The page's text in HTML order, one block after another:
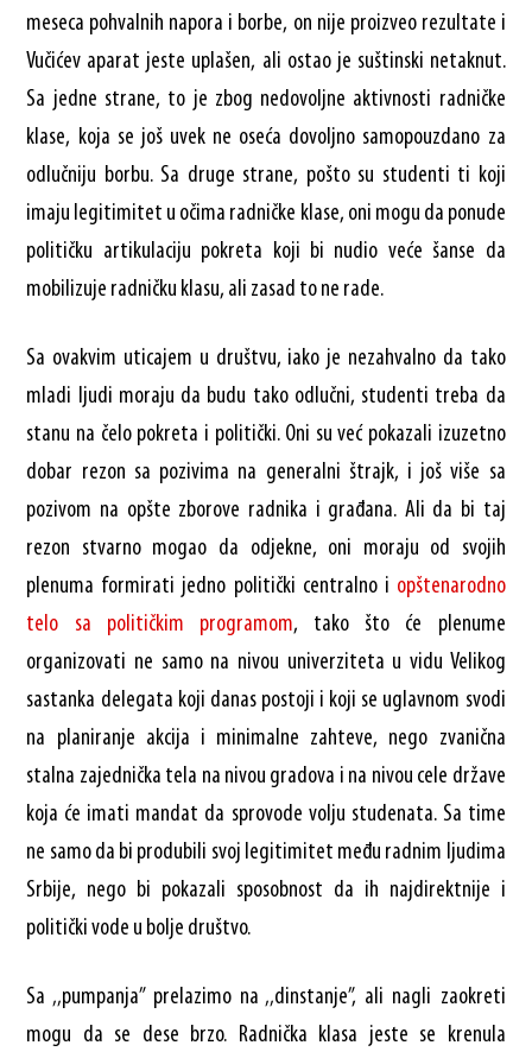
meseca pohvalnih napora i borbe, on nije proizveo rezultate i
Vučićev aparat jeste uplašen, ali ostao je suštinski netaknut.
Sa jedne strane, to je zbog nedovoljne aktivnosti radničke
klase, koja se još uvek ne oseća dovoljno samopouzdano za
odlučniju borbu. Sa druge strane, pošto su studenti ti koji
imaju legitimitet u očima radničke klase, oni mogu da ponude
političku artikulaciju pokreta koji bi nudio veće šanse da
mobilizuje radničku klasu, ali zasad to ne rade.
Sa ovakvim uticajem u društvu, iako je nezahvalno da tako
mladi ljudi moraju da budu tako odlučni, studenti treba da
stanu na čelo pokreta i politički. Oni su već pokazali izuzetno
dobar rezon sa pozivima na generalni štrajk, i još više sa
pozivom na opšte zborove radnika i građana. Ali da bi taj
rezon stvarno mogao da odjekne, oni moraju od svojih
plenuma formirati jedno politički centralno i opštenarodno
telo sa političkim programom, tako što će plenume
organizovati ne samo na nivou univerziteta u vidu Velikog
sastanka delegata koji danas postoji i koji se uglavnom svodi
na planiranje akcija i minimalne zahteve, nego zvanična
stalna zajednička tela na nivou gradova i na nivou cele države
koja će imati mandat da sprovode volju studenata. Sa time
ne samo da bi produbili svoj legitimitet među radnim ljudima
Srbije, nego bi pokazali sposobnost da ih najdirektnije i
politički vode u bolje društvo.
Sa ‚‚pumpanja” prelazimo na ‚‚dinstanje”, ali nagli zaokreti
mogu da se dese brzo. Radnička klasa jeste se krenula